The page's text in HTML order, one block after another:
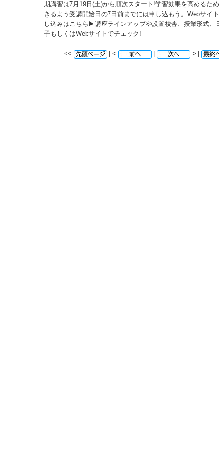
期講習は7月19日(土)から順次スタート!学習効果を高めるた
きるよう受講開始日の7日前までには申し込もう。Webサイ
し込みはこちら▶講座ラインアップや設置校舎、授業形式、
子もしくはWebサイトでチェック!
<< | < | > |